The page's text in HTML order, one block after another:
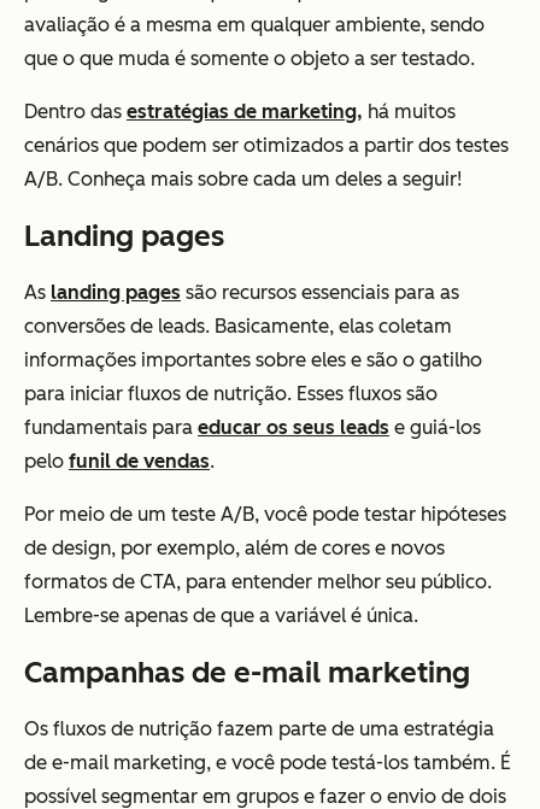
avaliação é a mesma em qualquer ambiente, sendo
que o que muda é somente o objeto a ser testado.
Dentro das estratégias de marketing, há muitos
cenários que podem ser otimizados a partir dos testes
A/B. Conheça mais sobre cada um deles a seguir!
Landing pages
As landing pages são recursos essenciais para as
conversões de leads. Basicamente, elas coletam
informações importantes sobre eles e são o gatilho
para iniciar fluxos de nutrição. Esses fluxos são
fundamentais para educar os seus leads e guiá-los
pelo funil de vendas.
Por meio de um teste A/B, você pode testar hipóteses
de design, por exemplo, além de cores e novos
formatos de CTA, para entender melhor seu público.
Lembre-se apenas de que a variável é única.
Campanhas de e-mail marketing
Os fluxos de nutrição fazem parte de uma estratégia
de e-mail marketing, e você pode testá-los também. É
possível segmentar em grupos e fazer o envio de dois